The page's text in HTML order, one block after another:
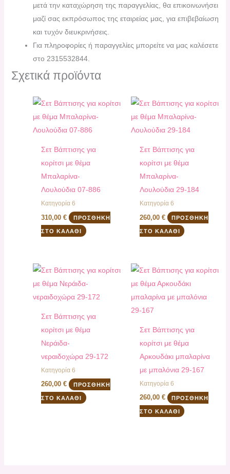
μετά την καταχώρηση της παραγγελίας, θα επικοινωνήσει
μαζί σας εκπρόσωπος της εταιρείας μας, για επιβεβαίωση
και τυχόν διευκρινήσεις.
Για πληροφορίες ή παραγγελίες μπορείτε να μας καλέσετε
στο 2315532844.
Σχετικά προϊόντα
Σετ Βάπτισης για
κορίτσι με θέμα
Μπαλαρίνα-
Λουλούδια 07-886
Κατηγορία 6
310,00€ ΠΡΟΣΘΉΚΗ
ΣΤΟ ΚΑΛΆΘΙ
Σετ Βάπτισης για
κορίτσι με θέμα
Μπαλαρίνα-
Λουλούδια 29-184
Κατηγορία 6
260,00 € ΠΡΟΣΘΉΚΗ
ΣΤΟ ΚΑΛΆΘΙ
Σετ Βάπτισης για
κορίτσι με θέμα
Νεράιδα-
νεραιδοχώρα 29-172
Κατηγορία 6
260,00€ ΠΡΟΣΘΉΚΗ
ΣΤΟ ΚΑΛΆΘΙ
Σετ Βάπτισης για
κορίτσι με θέμα
Αρκουδάκι μπαλαρίνα
με μπαλόνια 29-167
Κατηγορία 6
260,00 € ΠΡΟΣΘΉΚΗ
ΣΤΟ ΚΑΛΆΘΙ